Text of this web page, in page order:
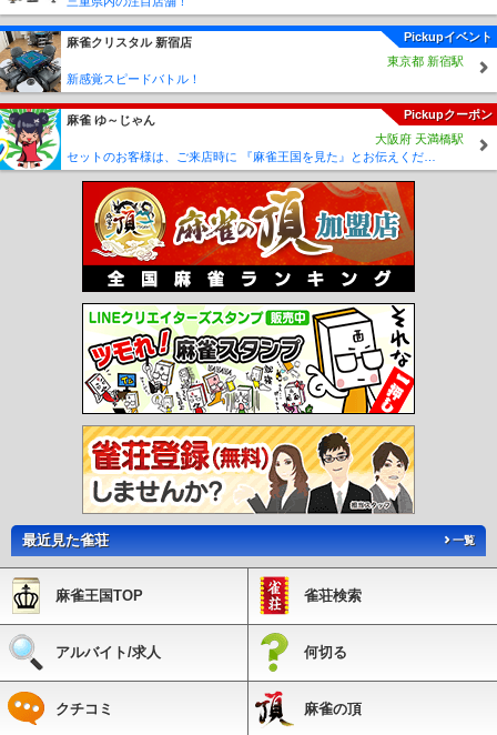
駅
住吉駅 御影駅 石屋川駅 新在家駅 大石駅 西灘駅 岩屋駅 春日野道駅
東
鳴尾駅
洲先駅 武庫川団地前駅 但馬三江駅 絹延橋駅 滝山駅 鶯の森駅
鼓滝
駅
多田駅 西元町駅
高速
神戸駅
新開地駅 大開駅 高速長田駅
丸山
駅
鵯越駅 菊水山駅 鈴蘭台駅 北鈴蘭台駅 山の街駅 箕谷駅 谷上駅
花山駅
大池駅
神鉄六甲駅 唐櫃台駅 五社駅
岡場駅
田尾寺駅
三田本町駅
フラワータウン
駅
南ウッディタウン駅 ウッディタウン中央駅 鈴蘭台西口駅 西鈴蘭台駅
木幡駅 栄駅 押部谷駅 緑が丘駅 広野ゴルフ場前駅 志染駅
三木上の丸駅 三木駅 大村駅 樫山駅 市場駅 小野駅 葉多駅 新神戸駅
月見山駅 須磨寺駅 須磨浦公園駅 滝の茶屋駅 東垂水駅
大蔵谷駅 人丸前駅 西新町駅 林崎松江海岸駅 藤江駅
西江井ヶ島駅 山陽魚住駅 東二見駅 西二見駅 播磨町駅
尾上の松駅 高砂駅 荒井駅 伊保駅 山陽曽根駅 大塩駅
白浜の宮駅 妻鹿駅 飾磨駅 亀山駅 手柄駅 西飾磨駅 夢前川駅
平松駅 山陽網干駅 日生中央駅 国包駅 宗佐駅 下石野駅
別所駅 高木駅 三木駅 網引駅 田原駅 法華口駅 播磨下里駅
北条町駅 苔縄駅 河野原円心駅 久崎駅 平福駅 石井駅
総合運動公園駅 学園都市駅 伊川谷駅 西神南駅 西神中央駅 県庁前駅
上沢駅 長田駅 駒ヶ林駅 苅藻駅 御崎公園駅 中央市場前駅
旧居留地・大丸前駅 貿易センター駅 ポートターミナル駅 中公園駅
市民広場駅 医療センター駅 京コンピュータ前駅 神戸空港駅 南公園駅
北埠頭駅 南魚崎駅 アイランド北口駅 アイランドセンター駅
Pickupイベント
麻雀クリスタル 新宿店
東京都 新宿駅
新感覚スピードバトル！
Pickupクーポン
麻雀 ゆ～じゃん
大阪府 天満橋駅
最近見た雀荘 一覧
麻雀王国TOP 雀荘検索
アルバイト/求人 何切る
クチコミ 麻雀の頂